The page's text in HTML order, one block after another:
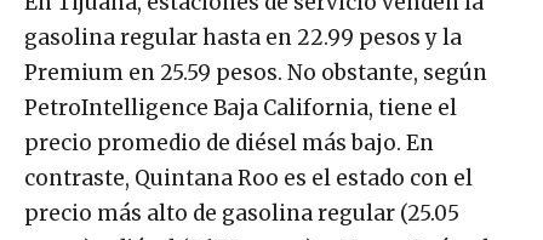
gasolina regular hasta en 22.99 pesos y la
Premium en 25.59 pesos. No obstante, según
PetroIntelligence Baja California, tiene el
precio promedio de diésel más bajo. En
contraste, Quintana Roo es el estado con el
precio más alto de gasolina regular (25.05